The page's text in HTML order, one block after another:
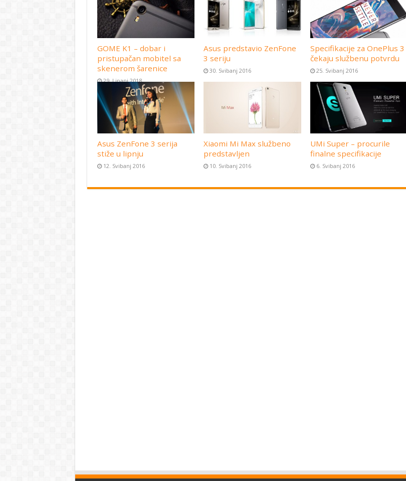
GOME K1 – dobar i
pristupačan mobitel sa
skenerom šarenice
29. Lipanj 2018
Asus predstavio ZenFone
3 seriju
30. Svibanj 2016
Specifikacije za OnePlus 3
čekaju službenu potvrdu
25. Svibanj 2016
Asus ZenFone 3 serija
stiže u lipnju
12. Svibanj 2016
Xiaomi Mi Max službeno
predstavljen
10. Svibanj 2016
UMi Super – procurile
finalne specifikacije
6. Svibanj 2016